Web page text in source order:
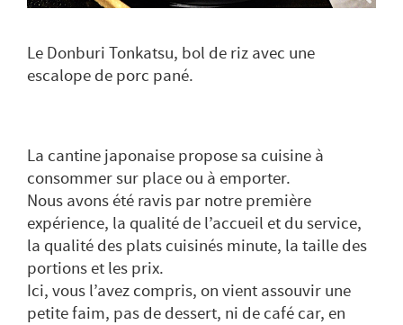
Le Donburi Tonkatsu, bol de riz avec une
escalope de porc pané.
La cantine japonaise propose sa cuisine à
consommer sur place ou à emporter.
Nous avons été ravis par notre première
expérience, la qualité de l’accueil et du service,
la qualité des plats cuisinés minute, la taille des
portions et les prix.
Ici, vous l’avez compris, on vient assouvir une
petite faim, pas de dessert, ni de café car, en